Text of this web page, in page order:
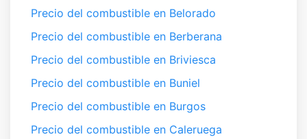
Precio del combustible en Belorado
Precio del combustible en Berberana
Precio del combustible en Briviesca
Precio del combustible en Buniel
Precio del combustible en Burgos
Precio del combustible en Caleruega